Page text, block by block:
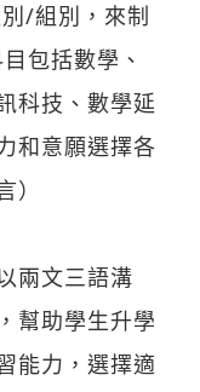
/組別，來制
包括數學、
科技、數學延
和意願選擇各
兩文三語溝
幫助學生升學
能力，選擇適